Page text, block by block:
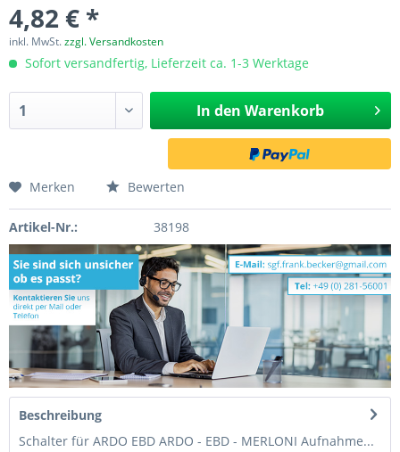
4,82 € *
inkl. MwSt.zzgl. Versandkosten
Sofort versandfertig, Lieferzeit ca. 1-3 Werktage
In den Warenkorb
Merken Bewerten
Artikel-Nr.: 38198
Beschreibung
Schalter für ARDO EBD ARDO - EBD - MERLONI Aufnahme...